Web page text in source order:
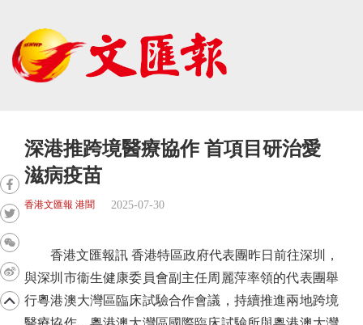
深港推跨境醫療協作 首項目研治愛
滋病疫苗
香港文匯報 港聞 2025-07-30
香港文匯報訊 香港特區政府代表團昨日前往深圳，
與深圳市衞生健康委員會副主任周麗萍率領的代表團舉
行粵港澳大灣區臨床試驗合作會議，持續推進兩地跨境